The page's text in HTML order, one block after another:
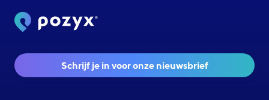
Schrijf je in voor onze nieuwsbrief